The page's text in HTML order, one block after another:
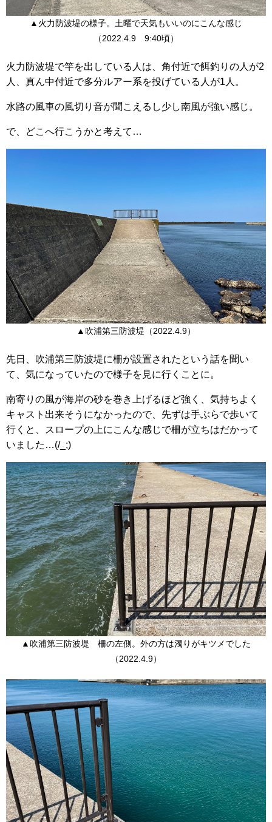
▲火力防波堤の様子。土曜で天気もいいのにこんな感じ
（2022.4.9 9:40頃）
火力防波堤で竿を出している人は、角付近で餌釣りの人が2
人、真ん中付近で多分ルアー系を投げている人が1人。
水路の風車の風切り音が聞こえるし少し南風が強い感じ。
で、どこへ行こうかと考えて…
▲吹浦第三防波堤（2022.4.9）
先日、吹浦第三防波堤に柵が設置されたという話を聞い
て、気になっていたので様子を見に行くことに。
南寄りの風が海岸の砂を巻き上げるほど強く、気持ちよく
キャスト出来そうになかったので、先ずは手ぶらで歩いて
行くと、スロープの上にこんな感じで柵が立ちはだかって
いました…(/_;)
▲吹浦第三防波堤 柵の左側。外の方は濁りがキツメでした
（2022.4.9）